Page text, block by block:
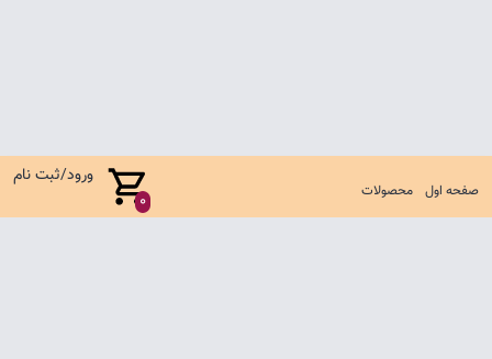
صفحه اول محصولات 0
ورود/ثبت نام